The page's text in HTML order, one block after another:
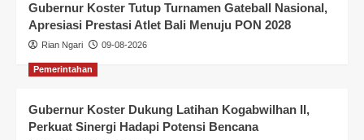
Gubernur Koster Tutup Turnamen Gateball Nasional,
Apresiasi Prestasi Atlet Bali Menuju PON 2028
Rian Ngari 09-08-2026
Pemerintahan
Gubernur Koster Dukung Latihan Kogabwilhan II,
Perkuat Sinergi Hadapi Potensi Bencana